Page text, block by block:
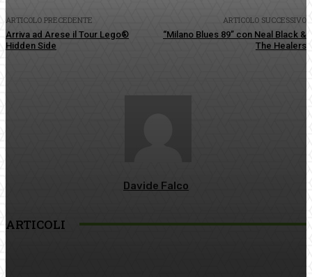
ARTICOLO PRECEDENTE
Arriva ad Arese il Tour Lego®
Hidden Side
ARTICOLO SUCCESSIVO
“Milano Blues 89” con Neal Black &
The Healers
Davide Falco
ARTICOLI